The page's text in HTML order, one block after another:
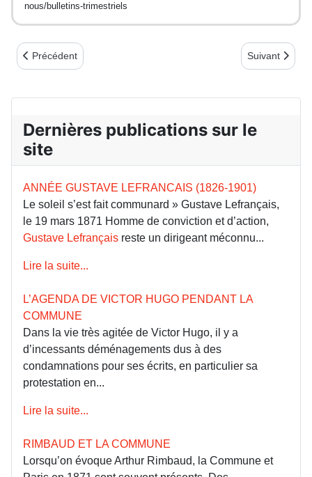
nous/bulletins-trimestriels
Article précédent : NAISSANCE D’UN NOUVEAU COMITÉ
Précédent Article
Suivant
Dernières publications sur le
site
ANNÉE GUSTAVE LEFRANCAIS (1826-1901)
Le soleil s’est fait communard » Gustave Lefrançais,
le 19 mars 1871 Homme de conviction et d’action,
Gustave Lefrançais reste un dirigeant méconnu...
Lire la suite...
L’AGENDA DE VICTOR HUGO PENDANT LA
COMMUNE
Dans la vie très agitée de Victor Hugo, il y a
d’incessants déménagements dus à des
condamnations pour ses écrits, en particulier sa
protestation en...
Lire la suite...
RIMBAUD ET LA COMMUNE
Lorsqu’on évoque Arthur Rimbaud, la Commune et